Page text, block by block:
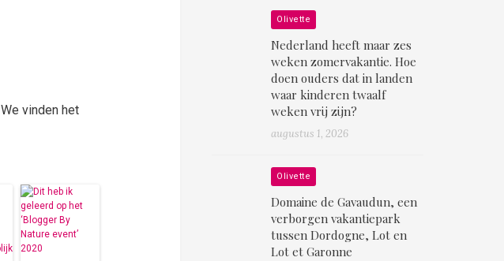
We vinden het
Olivette
Nederland heeft maar zes
weken zomervakantie. Hoe
doen ouders dat in landen
waar kinderen twaalf
weken vrij zijn?
augustus 1, 2026
Olivette
Domaine de Gavaudun, een
verborgen vakantiepark
tussen Dordogne, Lot en
Lot et Garonne